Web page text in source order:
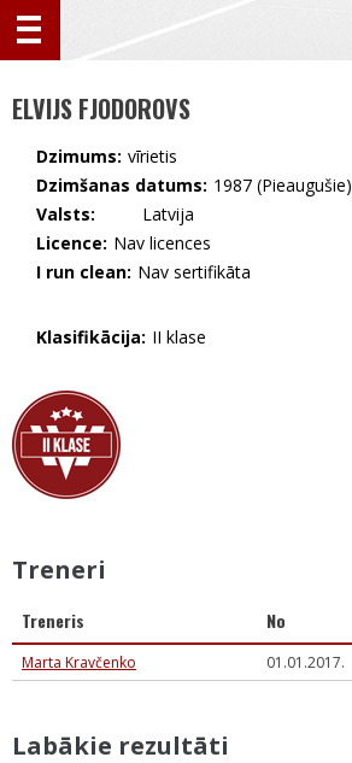
ELVIJS FJODOROVS
Dzimums: vīrietis
Dzimšanas datums: 1987 (Pieaugušie)
Valsts:
🇱🇻 Latvija
Licence: Nav licences
I run clean: Nav sertifikāta
Klasifikācija: II klase
Treneri
Treneris No
Marta Kravčenko 01.01.2017.
Labākie rezultāti